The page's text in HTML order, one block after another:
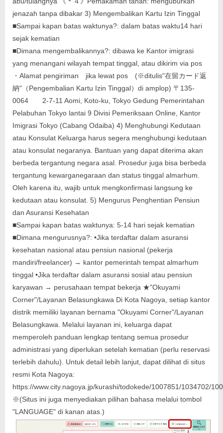
jenazah tanpa dibakar 3) Mengembalikan Kartu Izin Tinggal
■Sampai kapan batas waktunya?: dalam batas waktu14 hari
sejak kematian
■Dimana mengembalikannya?: dibawa ke Kantor imigrasi
yang menangani wilayah tempat tinggal, atau dikirim via pos
・Alamat pengiriman jika lewat pos (※ditulis"在留カード返
納"（Pengembalian Kartu Izin Tinggal）di amplop) 〒135-
0064 2-7-11 Aomi, Koto-ku, Tokyo Gedung Pemerintahan
Pelabuhan Tokyo lantai 9 Divisi Pemeriksaan Online, Kantor
Imigrasi Tokyo (Cabang Odaiba) 4) Menghubungi Kedutaan
atau Konsulat Keluarga harus segera menghubungi kedutaan
atau konsulat negaranya. Bantuan yang dapat diterima akan
berbeda tergantung negara asal. Prosedur juga bisa berbeda
tergantung kewarganegaraan dan status tinggal almarhum.
Oleh karena itu, wajib untuk mengkonfirmasi langsung ke
kedutaan atau konsulat. 5) Mengurus Penghentian Pensiun
dan Asuransi Kesehatan
■Sampai kapan batas waktunya: 5-14 hari sejak kematian
■Dimana mengurusnya?: •Jika terdaftar dalam asuransi
kesehatan nasional atau pensiun nasional (pekerja
mandiri/freelancer) → kantor pemerintah tempat almarhum
tinggal •Jika terdaftar dalam asuransi sosial atau pensiun
karyawan → perusahaan tempat bekerja ★"Okuyami
Corner"/Layanan Belasungkawa Di Kota Nagoya, setiap kantor
distrik memiliki layanan bernama "Okuyami Corner"/Layanan
Belasungkawa. Melalui layanan ini, keluarga dapat
memperoleh panduan lengkap tentang semua prosedur
administrasi yang diperlukan setelah kematian (perlu reservasi
terlebih dahulu). Untuk detail lebih lanjut, dapat dilihat di situs
resmi Kota Nagoya:
https://www.city.nagoya.jp/kurashi/todokede/1007851/1034702/
※(Situs ini juga menyediakan pilihan bahasa melalui tombol
"LANGUAGE" di kanan atas.)